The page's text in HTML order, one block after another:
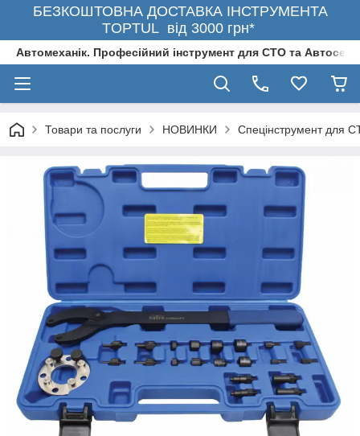
БЕЗКОШТОВНА ДОСТАВКА ІНСТРУМЕНТА
TOPTUL від 3000 грн*
Автомеханік. Професійний інструмент для СТО та
Товари та послуги НОВИНКИ Спецінструмент для